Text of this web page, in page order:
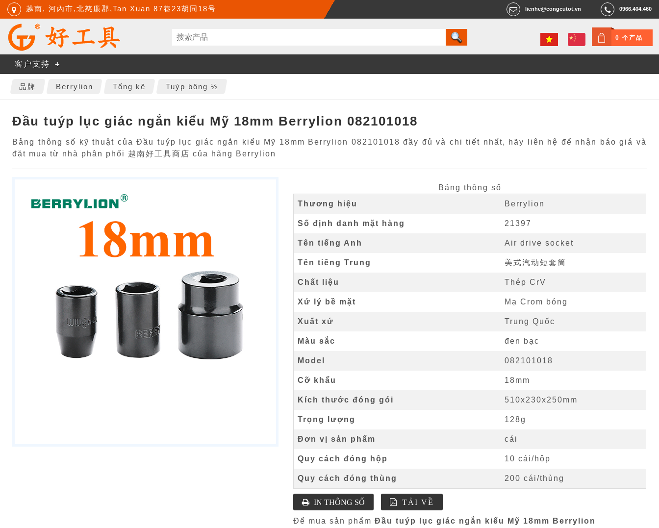
越南, 河內市,北慈廉郡,Tan Xuan 87巷23胡同18号 0966.404.460
lienhe@congcutot.vn
0 个产品
客户支持
品牌 Berrylion Tổng kê Tuýp bông ½
Đầu tuýp lục giác ngắn kiểu Mỹ 18mm Berrylion 082101018
Bảng thông số kỹ thuật của Đầu tuýp lục giác ngắn kiểu Mỹ 18mm Berrylion 082101018 đầy đủ và chi tiết nhất, hãy liên hệ để nhận báo giá và
đặt mua từ nhà phân phối 越南好工具商店 của hãng Berrylion
Bảng thông số
Thương hiệu
Berrylion
Số định danh mặt hàng 21397
Tên tiếng Anh Air drive socket
Tên tiếng Trung 美式汽动短套筒
Chất liệu Thép CrV
Xứ lý bề mặt Mạ Crom bóng
Xuất xứ Trung Quốc
Màu sắc đen bạc
Model 082101018
Cỡ khẩu 18mm
Kích thước đóng gói 510x230x250mm
Trọng lượng 128g
Đơn vị sản phẩm cái
Quy cách đóng hộp 10 cái/hộp
Quy cách đóng thùng 200 cái/thùng
IN THÔNG SỐ TẢI VỀ
Để mua sản phẩmĐầu tuýp lục giác ngắn kiểu Mỹ 18mm Berrylion